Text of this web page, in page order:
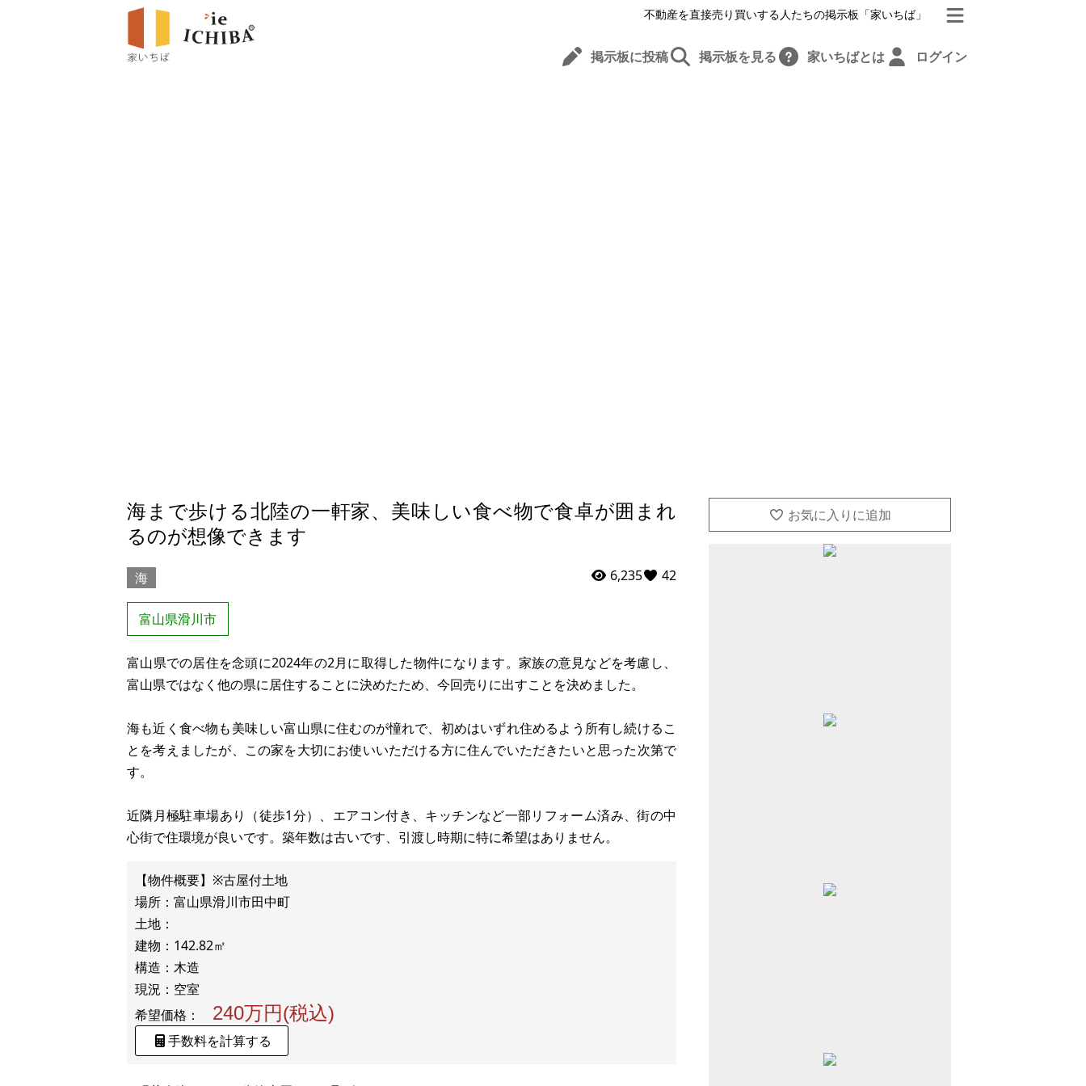
不動産を直接売り買いする人たちの掲示板「家いちば」
掲示板に投稿 掲示板を見る 家いちばとは ログイン
海まで歩ける北陸の一軒家、美味しい食べ物で食卓が囲まれ
るのが想像できます
海
富山県滑川市
6,235 42
富山県での居住を念頭に2024年の2月に取得した物件になります。家族の意見などを考慮し、
富山県ではなく他の県に居住することに決めたため、今回売りに出すことを決めました。
海も近く食べ物も美味しい富山県に住むのが憧れで、初めはいずれ住めるよう所有し続けるこ
とを考えましたが、この家を大切にお使いいただける方に住んでいただきたいと思った次第で
す。
近隣月極駐車場あり（徒歩1分）、エアコン付き、キッチンなど一部リフォーム済み、街の中
心街で住環境が良いです。築年数は古いです、引渡し時期に特に希望はありません。
【物件概要】※古屋付土地
場所：富山県滑川市田中町
土地：
建物：142.82㎡
構造：木造
希望価格：
240万円(税込)
手数料を計算する